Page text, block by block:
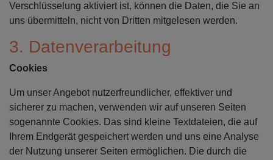
Verschlüsselung aktiviert ist, können die Daten, die Sie an
uns übermitteln, nicht von Dritten mitgelesen werden.
3. Datenverarbeitung
Cookies
Um unser Angebot nutzerfreundlicher, effektiver und
sicherer zu machen, verwenden wir auf unseren Seiten
sogenannte Cookies. Das sind kleine Textdateien, die auf
Ihrem Endgerät gespeichert werden und uns eine Analyse
der Nutzung unserer Seiten ermöglichen. Die durch die